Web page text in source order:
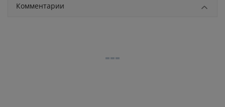
Комментарии